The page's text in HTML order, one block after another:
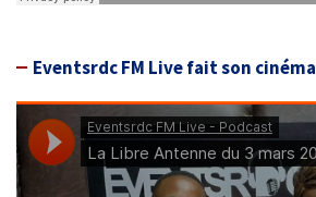
Eventsrdc FM Live fait son cinéma